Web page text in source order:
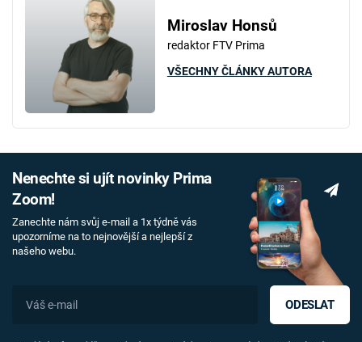
Miroslav Honsů
redaktor FTV Prima
VŠECHNY ČLÁNKY AUTORA
Nenechte si ujít novinky Prima
Zoom!
Zanechte nám svůj e-mail a 1x týdně vás
upozorníme na to nejnovější a nejlepší z
našeho webu.
ODESLAT